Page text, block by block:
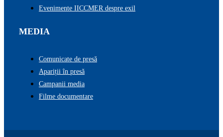
Evenimente IICCMER despre exil
MEDIA
Comunicate de presă
Apariții în presă
Campanii media
Filme documentare